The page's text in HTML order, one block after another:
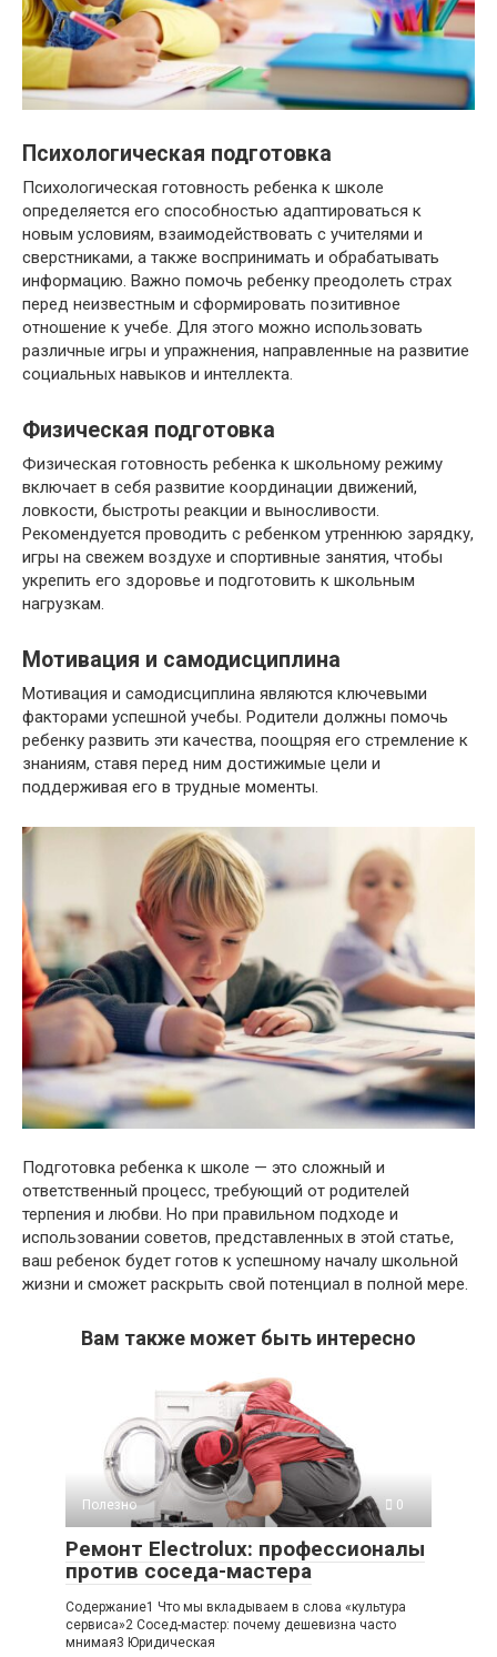
Психологическая подготовка
Психологическая готовность ребенка к школе
определяется его способностью адаптироваться к
новым условиям, взаимодействовать с учителями и
сверстниками, а также воспринимать и обрабатывать
информацию. Важно помочь ребенку преодолеть страх
перед неизвестным и сформировать позитивное
отношение к учебе. Для этого можно использовать
различные игры и упражнения, направленные на развитие
социальных навыков и интеллекта.
Физическая подготовка
Физическая готовность ребенка к школьному режиму
включает в себя развитие координации движений,
ловкости, быстроты реакции и выносливости.
Рекомендуется проводить с ребенком утреннюю зарядку,
игры на свежем воздухе и спортивные занятия, чтобы
укрепить его здоровье и подготовить к школьным
нагрузкам.
Мотивация и самодисциплина
Мотивация и самодисциплина являются ключевыми
факторами успешной учебы. Родители должны помочь
ребенку развить эти качества, поощряя его стремление к
знаниям, ставя перед ним достижимые цели и
поддерживая его в трудные моменты.
Подготовка ребенка к школе — это сложный и
ответственный процесс, требующий от родителей
терпения и любви. Но при правильном подходе и
использовании советов, представленных в этой статье,
ваш ребенок будет готов к успешному началу школьной
жизни и сможет раскрыть свой потенциал в полной мере.
Вам также может быть интересно
Полезно 0
Ремонт Electrolux: профессионалы
против соседа-мастера
Содержание1 Что мы вкладываем в слова «культура
сервиса»2 Сосед-мастер: почему дешевизна часто
мнимая3 Юридическая